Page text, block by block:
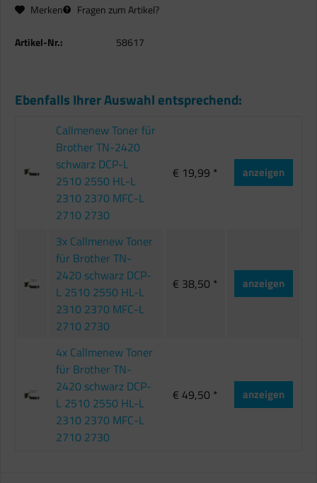
Merken Fragen zum Artikel?
Artikel-Nr.: 58617
Ebenfalls Ihrer Auswahl entsprechend:
Callmenew Toner für
Brother TN-2420
schwarz DCP-L
2510 2550 HL-L
2310 2370 MFC-L
2710 2730
€ 19,99 * anzeigen
3x Callmenew Toner
für Brother TN-
2420 schwarz DCP-
L 2510 2550 HL-L
2310 2370 MFC-L
2710 2730
€ 38,50 * anzeigen
4x Callmenew Toner
für Brother TN-
2420 schwarz DCP-
L 2510 2550 HL-L
2310 2370 MFC-L
2710 2730
€ 49,50 * anzeigen